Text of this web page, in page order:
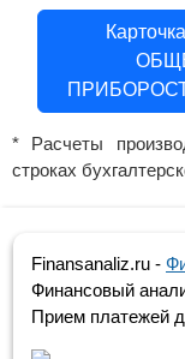
* Расчеты
строках
Finansanaliz.ru -
Финансовый
Прием платежей